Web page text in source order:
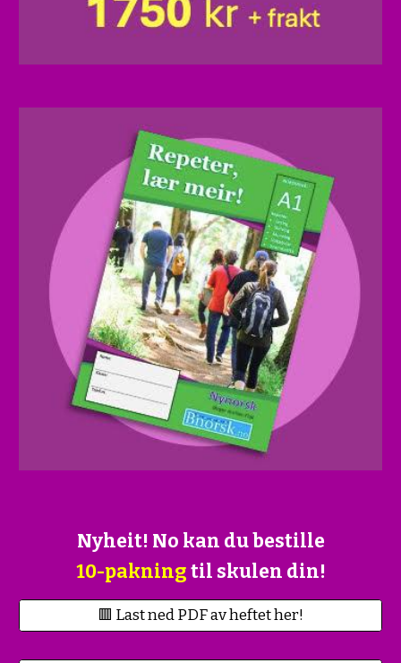
Nyheit! No kan du bestille
10-pakningtil skulen din!
🟥 Last ned PDF av heftet her!